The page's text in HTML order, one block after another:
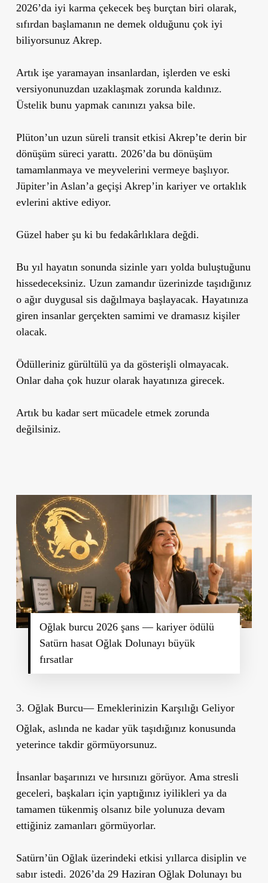
2026’da iyi karma çekecek beş burçtan biri olarak,
sıfırdan başlamanın ne demek olduğunu çok iyi
biliyorsunuz Akrep.
Artık işe yaramayan insanlardan, işlerden ve eski
versiyonunuzdan uzaklaşmak zorunda kaldınız.
Üstelik bunu yapmak canınızı yaksa bile.
Plüton’un uzun süreli transit etkisi Akrep’te derin bir
dönüşüm süreci yarattı. 2026’da bu dönüşüm
tamamlanmaya ve meyvelerini vermeye başlıyor.
Jüpiter’in Aslan’a geçişi Akrep’in kariyer ve ortaklık
evlerini aktive ediyor.
Güzel haber şu ki bu fedakârlıklara değdi.
Bu yıl hayatın sonunda sizinle yarı yolda buluştuğunu
hissedeceksiniz. Uzun zamandır üzerinizde taşıdığınız
o ağır duygusal sis dağılmaya başlayacak. Hayatınıza
giren insanlar gerçekten samimi ve dramasız kişiler
olacak.
Ödülleriniz gürültülü ya da gösterişli olmayacak.
Onlar daha çok huzur olarak hayatınıza girecek.
Artık bu kadar sert mücadele etmek zorunda
değilsiniz.
Oğlak burcu 2026 şans — kariyer ödülü
Satürn hasat Oğlak Dolunayı büyük
fırsatlar
3. Oğlak Burcu— Emeklerinizin Karşılığı Geliyor
Oğlak, aslında ne kadar yük taşıdığınız konusunda
yeterince takdir görmüyorsunuz.
İnsanlar başarınızı ve hırsınızı görüyor. Ama stresli
geceleri, başkaları için yaptığınız iyilikleri ya da
tamamen tükenmiş olsanız bile yolunuza devam
ettiğiniz zamanları görmüyorlar.
Satürn’ün Oğlak üzerindeki etkisi yıllarca disiplin ve
sabır istedi. 2026’da 29 Haziran Oğlak Dolunayı bu